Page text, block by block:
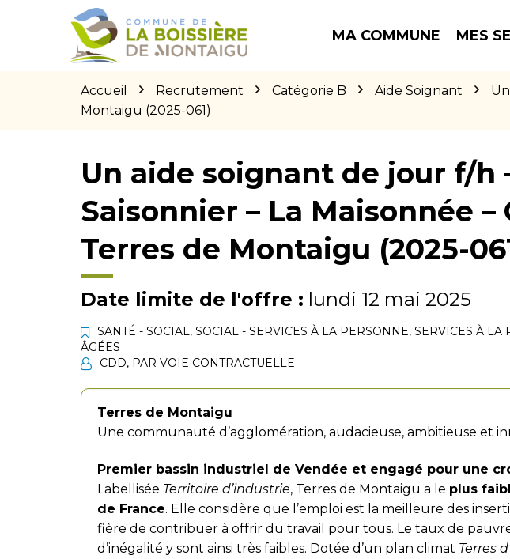
Gestion des traceurs
MA COMMUNE MES
Accueil Recrutement Catégorie B Aide Soignant
Montaigu (2025-061)
Un aide soignant de jour f/h
Saisonnier – La Maisonnée –
Terres de Montaigu (2025-
Date limite de l'offre : lundi 12 mai 2025
SANTÉ - SOCIAL, SOCIAL - SERVICES À LA PERSONNE, SERVICES À LA
ÂGÉES
CDD, PAR VOIE CONTRACTUELLE
Terres de Montaigu
Une communauté d’agglomération, audacieuse, ambitieuse et
Premier bassin industriel de Vendée et engagé pour une
Labellisée Territoire d’industrie, Terres de Montaigu a le plus
de France. Elle considère que l’emploi est la meilleure des
fière de contribuer à offrir du travail pour tous. Le taux de
d’inégalité y sont ainsi très faibles. Dotée d’un plan climat Terres